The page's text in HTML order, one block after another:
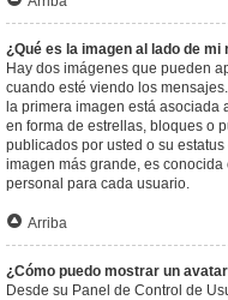
¿Qué es la imagen al lado de
Hay dos imágenes que pueden
cuando esté viendo los
la primera imagen está
en forma de estrellas, bloques o
publicados por usted o su
imagen más grande, es
personal para cada usuario.
Arriba
¿Cómo puedo mostrar un
Desde su Panel de Control de